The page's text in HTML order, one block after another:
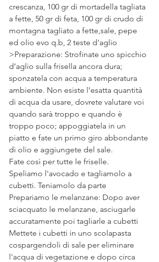
crescanza, 100 gr di mortadella tagliata
a fette, 50 gr di feta, 100 gr di crudo di
montagna tagliato a fette,sale, pepe
ed olio evo q.b, 2 teste d'aglio
>Preparazione: Strofinate uno spicchio
d’aglio sulla frisella ancora dura;
sponzatela con acqua a temperatura
ambiente. Non esiste l’esatta quantità
di acqua da usare, dovrete valutare voi
quando sarà troppo e quando è
troppo poco; appoggiatela in un
piatto e fate un primo giro abbondante
di olio e aggiungete del sale.
Fate così per tutte le friselle.
Speliamo l'avocado e tagliamolo a
cubetti. Teniamolo da parte
Prepariamo le melanzane: Dopo aver
sciacquato le melanzane, asciugarle
accuratamente poi tagliarle a cubetti
Mettete i cubetti in uno scolapasta
cospargendoli di sale per eliminare
l'acqua di vegetazione e dopo circa